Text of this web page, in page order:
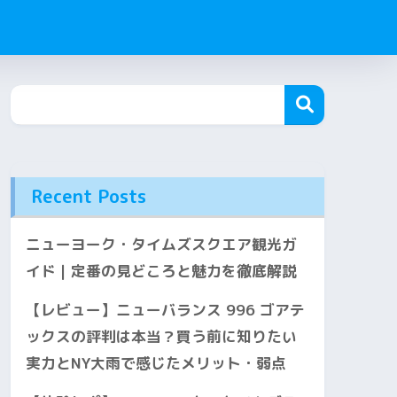
Recent Posts
ニューヨーク・タイムズスクエア観光ガ
イド｜定番の見どころと魅力を徹底解説
【レビュー】ニューバランス 996 ゴアテ
ックスの評判は本当？買う前に知りたい
実力とNY大雨で感じたメリット・弱点